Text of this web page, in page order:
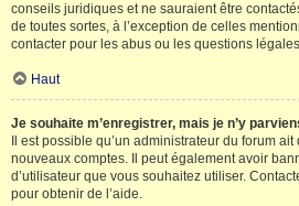
conseils juridiques et ne sauraient être
de toutes sortes, à l’exception de celles
contacter pour les abus ou les questions
Haut
Je souhaite m’enregistrer, mais je n’y
Il est possible qu’un administrateur du forum
nouveaux comptes. Il peut également avoir
d’utilisateur que vous souhaitez utiliser.
pour obtenir de l’aide.